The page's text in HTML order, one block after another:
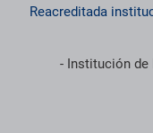
Reacreditada
- Institución de